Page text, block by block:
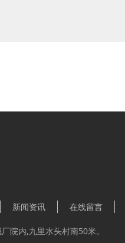
新闻资讯 在线留言
院内,九里水头村南50米。